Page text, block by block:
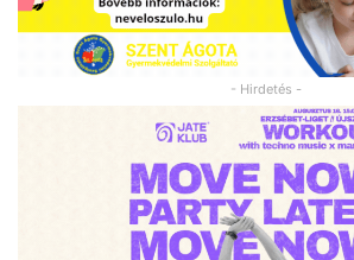
- Hirdetés -